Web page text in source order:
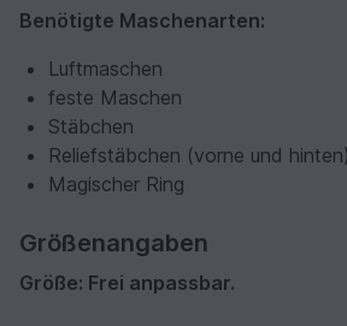
Benötigte Maschenarten:
Luftmaschen
feste Maschen
Stäbchen
Reliefstäbchen (vorne und hinten)
Magischer Ring
Größenangaben
Größe: Frei anpassbar.